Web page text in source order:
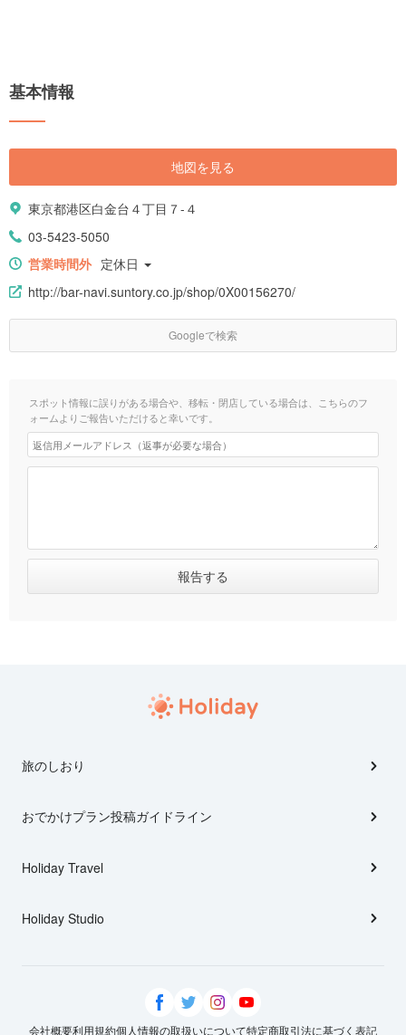
基本情報
地図を見る
東京都港区白金台４丁目７-４
03-5423-5050
営業時間外 定休日
http://bar-navi.suntory.co.jp/shop/0X00156270/
Googleで検索
スポット情報に誤りがある場合や、移転・閉店している場合は、こちらのフ
ォームよりご報告いただけると幸いです。
旅のしおり
おでかけプラン投稿ガイドライン
Holiday Travel
Holiday Studio
会社概要利用規約個人情報の取扱いについて特定商取引法に基づく表記